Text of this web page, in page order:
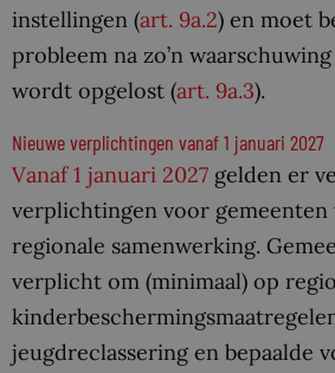
instellingen (art. 9a.2) en moet
probleem na zo’n
wordt opgelost (art. 9a.3).
Nieuwe verplichtingen vanaf 1 januari 2027
Vanaf 1 januari 2027 gelden er
verplichtingen voor gemeenten
regionale samenwerking.
verplicht om (minimaal) op
jeugdreclassering en bepaalde